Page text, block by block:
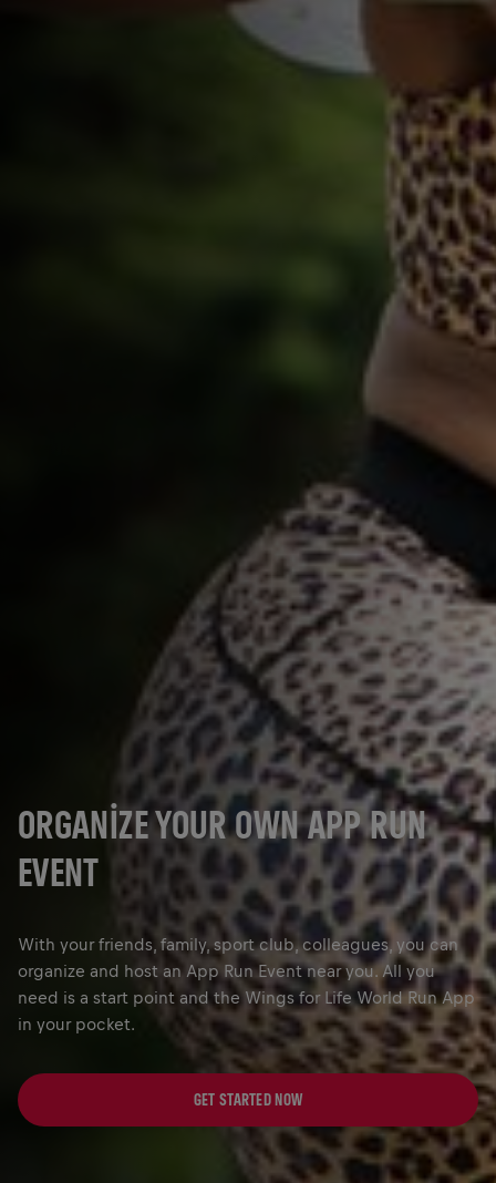
ORGANIZE YOUR OWN APP RUN
EVENT
With your friends, family, sport club, colleagues, you can
organize and host an App Run Event near you. All you
need is a start point and the Wings for Life World Run App
in your pocket.
GET STARTED NOW